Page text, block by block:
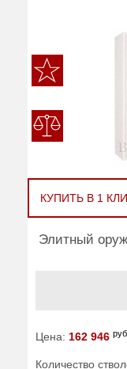
КУПИТЬ В 1
Элитный
Цена: 162 946 руб
Количество